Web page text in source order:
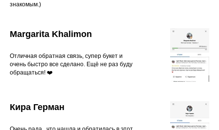
знакомым.)
Margarita Khalimon
Отличная обратная связь, супер букет и
очень быстро все сделано. Ещё не раз буду
обращаться! ❤️
Кира Герман